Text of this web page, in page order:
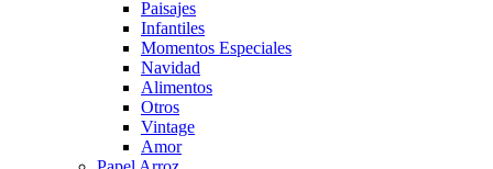
Paisajes
Infantiles
Momentos Especiales
Navidad
Alimentos
Otros
Vintage
Amor